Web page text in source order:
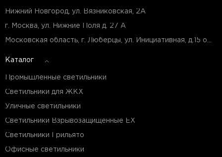
Нижний Новгород, ул. Вязниковская, 2А
г. Москва, ул. Нижние Поля д. 27 А
Каталог
Промышленные светильники
Светильники для ЖКХ
Уличные светильники
Светильники Взрывозащищенные EX
Светильники Грильято
Офисные светильники